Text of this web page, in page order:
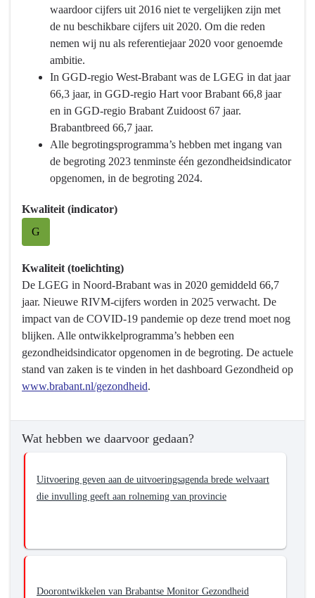
Gezondheid
waardoor cijfers uit 2016 niet te vergelijken zijn met
de nu beschikbare cijfers uit 2020. Om die reden
nemen wij nu als referentiejaar 2020 voor genoemde
ambitie.
In GGD-regio West-Brabant was de LGEG in dat jaar
66,3 jaar, in GGD-regio Hart voor Brabant 66,8 jaar
en in GGD-regio Brabant Zuidoost 67 jaar.
Brabantbreed 66,7 jaar.
Alle begrotingsprogramma’s hebben met ingang van
de begroting 2023 tenminste één gezondheidsindicator
opgenomen, in de begroting 2024.
Kwaliteit (indicator)
G
Kwaliteit (toelichting)
De LGEG in Noord-Brabant was in 2020 gemiddeld 66,7
jaar. Nieuwe RIVM-cijfers worden in 2025 verwacht. De
impact van de COVID-19 pandemie op deze trend moet nog
blijken. Alle ontwikkelprogramma’s hebben een
gezondheidsindicator opgenomen in de begroting. De actuele
stand van zaken is te vinden in het dashboard Gezondheid op
www.brabant.nl/gezondheid.
Wat hebben we daarvoor gedaan?
Uitvoering geven aan de uitvoeringsagenda brede welvaart
die invulling geeft aan rolneming van provincie
Doorontwikkelen van Brabantse Monitor Gezondheid